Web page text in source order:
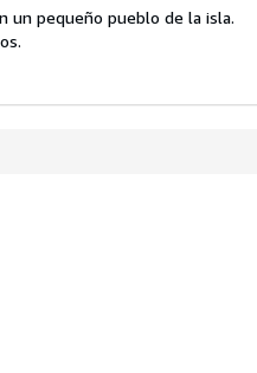
un pequeño pueblo de la isla.